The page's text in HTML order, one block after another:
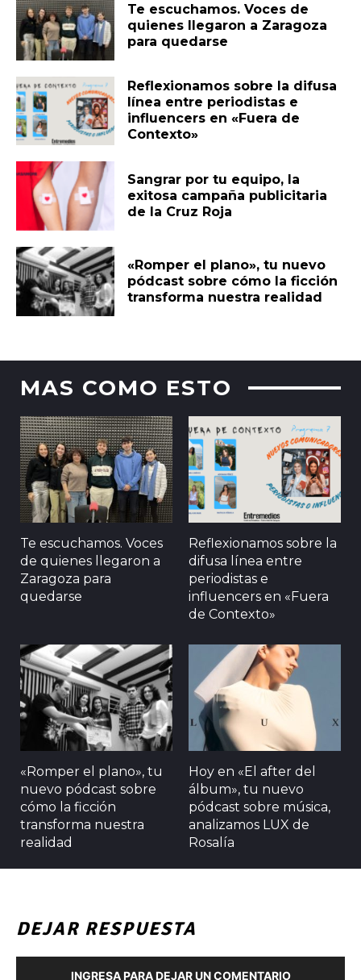
Te escuchamos. Voces de
quienes llegaron a Zaragoza
para quedarse
Reflexionamos sobre la difusa
línea entre periodistas e
influencers en «Fuera de
Contexto»
Sangrar por tu equipo, la
exitosa campaña publicitaria
de la Cruz Roja
«Romper el plano», tu nuevo
pódcast sobre cómo la ficción
transforma nuestra realidad
MAS COMO ESTO
Te escuchamos. Voces
de quienes llegaron a
Zaragoza para
quedarse
Reflexionamos sobre la
difusa línea entre
periodistas e
influencers en «Fuera
de Contexto»
«Romper el plano», tu
nuevo pódcast sobre
cómo la ficción
transforma nuestra
realidad
Hoy en «El after del
álbum», tu nuevo
pódcast sobre música,
analizamos LUX de
Rosalía
DEJAR RESPUESTA
INGRESA PARA DEJAR UN COMENTARIO